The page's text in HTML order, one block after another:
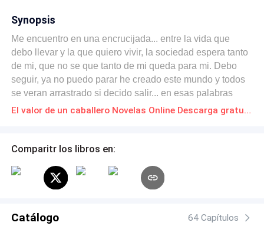
Synopsis
Me encuentro en una encrucijada... entre la vida que
debo llevar y la que quiero vivir, la sociedad espera tanto
de mi, que no se que tanto de mi queda para mi. Debo
seguir, ya no puedo parar he creado este mundo y todos
se veran arrastrado si decido salir... en esas palabras
meditaba Andres hasta que decidio montarse en la
desde la infancia solia andar con ellas, ambas cuidaban
demoraba en llegar no sabria que pasaria con sus dos
grandes amigas, y jamas se lo perdonaria. Pasaron 10
esperarse a esa hora de la noche el ambiente era ruidoso
El valor de un caballero Novelas Online Descarga gratuita de PDF
Comparitr los libros en:
Catálogo 64 Capítulos